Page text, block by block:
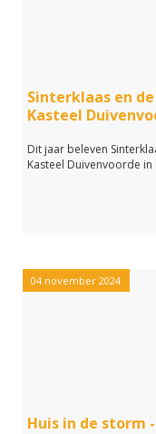
Sinterklaas en
Kasteel
Dit jaar beleven
Kasteel Duivenvoorde
04 november 2024
Huis in de storm